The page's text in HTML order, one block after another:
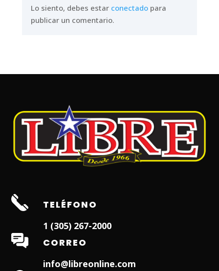
Lo siento, debes estar conectadopara
publicar un comentario.
TELÉFONO
1 (305) 267-2000
CORREO
info@libreonline.com